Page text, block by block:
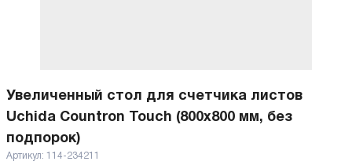
Увеличенный стол для счетчика листов
Uchida Countron Touch (800x800 мм, без
подпорок)
Артикул: 114-234211